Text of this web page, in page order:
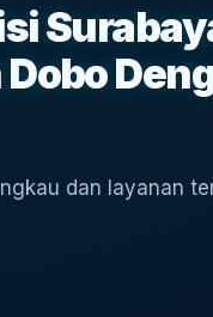
dan layanan